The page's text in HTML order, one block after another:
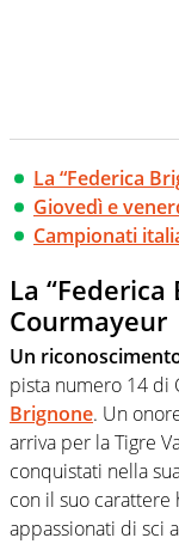
La “Federica
Giovedì e
Campionati
La
Courmayeur
Un
pista numero 14 di
Brignone. Un
arriva per la Tigre
conquistati nella
con il suo
appassionati di sci